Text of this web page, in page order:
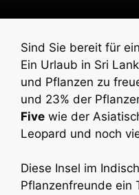
Sind Sie bereit für
Ein Urlaub in Sri
und Pflanzen zu
und 23% der
Five wie der
Leopard und noch
Diese Insel im
Pflanzenfreunde ein